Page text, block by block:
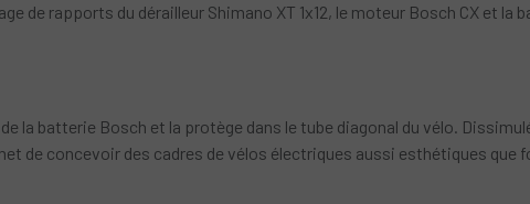
de rapports du dérailleur Shimano XT 1x12, le moteur Bosch CX et la
la batterie Bosch et la protège dans le tube diagonal du vélo.
de concevoir des cadres de vélos électriques aussi esthétiques que